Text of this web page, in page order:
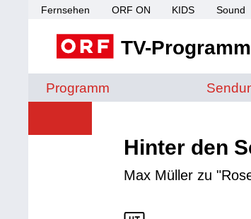
Fernsehen ORF ON KIDS Sound
TV-Programm
Programm
Hinter den
Max Müller zu